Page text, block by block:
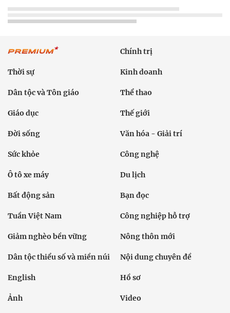
Chính trị
Thời sự Kinh doanh
Dân tộc và Tôn giáo Thể thao
Giáo dục Thế giới
Đời sống Văn hóa - Giải trí
Sức khỏe Công nghệ
Ô tô xe máy Du lịch
Bất động sản Bạn đọc
Tuần Việt Nam Công nghiệp hỗ trợ
Giảm nghèo bền vững Nông thôn mới
Dân tộc thiểu số và miền núi Nội dung chuyên đề
English Hồ sơ
Ảnh Video